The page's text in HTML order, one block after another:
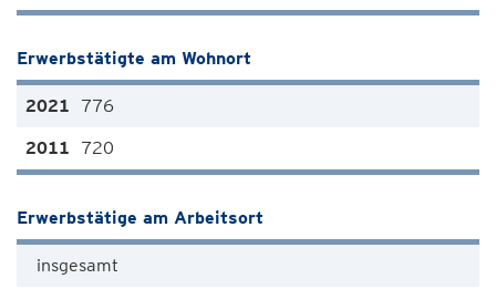
Erwerbstätigte am Wohnort
776
720
Erwerbstätige am Arbeitsort
insgesamt